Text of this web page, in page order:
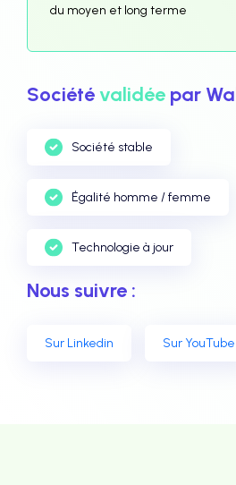
du moyen et long terme
Sociétévalidée par
Société stable
Égalité homme / femme
Technologie à jour
Nous suivre :
Sur Linkedin Sur YouTube